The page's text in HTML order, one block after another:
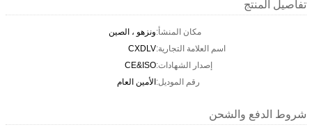
تفاصيل المنتج
مكان المنشأ:ونزهو ، الصين
اسم العلامة التجارية:CXDLV
إصدار الشهادات:CE&ISO
رقم الموديل:الأمين العام
شروط الدفع والشحن